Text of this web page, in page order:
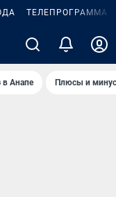
ТЕЛЕПРОГРАММА
в Анапе Плюсы и